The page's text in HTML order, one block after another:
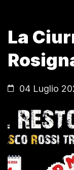
La
04 Luglio